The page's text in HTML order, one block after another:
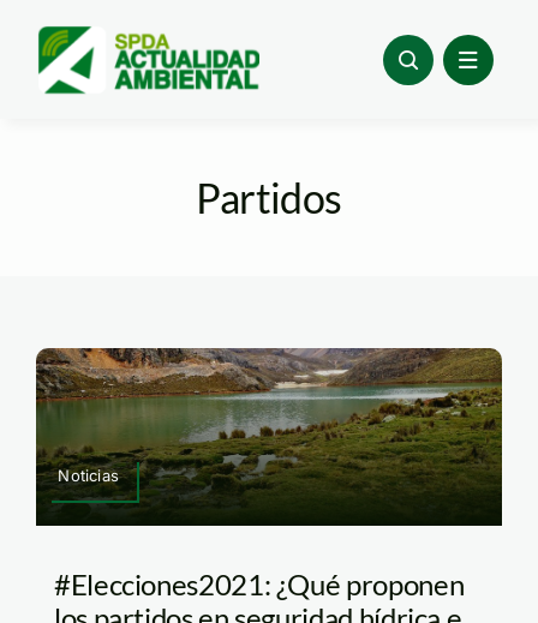
content
Partidos
Noticias
#Elecciones2021: ¿Qué proponen